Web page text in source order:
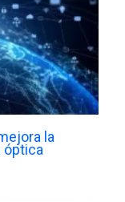
la
óptica